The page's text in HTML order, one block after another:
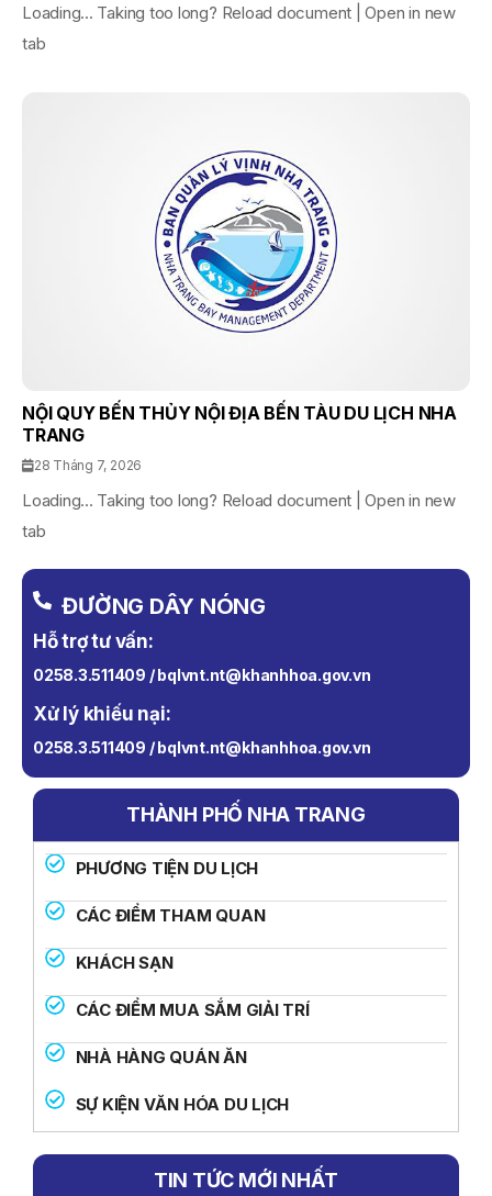
Loading... Taking too long? Reload document | Open in new
tab
NỘI QUY BẾN THỦY NỘI ĐỊA BẾN TÀU DU LỊCH NHA
TRANG
28 Tháng 7, 2026
Loading... Taking too long? Reload document | Open in new
tab
ĐƯỜNG DÂY NÓNG
Hỗ trợ tư vấn:
0258.3.511409 / bqlvnt.nt@khanhhoa.gov.vn
Xử lý khiếu nại:
0258.3.511409 / bqlvnt.nt@khanhhoa.gov.vn
THÀNH PHỐ NHA TRANG
PHƯƠNG TIỆN DU LỊCH
CÁC ĐIỂM THAM QUAN
KHÁCH SẠN
CÁC ĐIỂM MUA SẮM GIẢI TRÍ
NHÀ HÀNG QUÁN ĂN
SỰ KIỆN VĂN HÓA DU LỊCH
TIN TỨC MỚI NHẤT